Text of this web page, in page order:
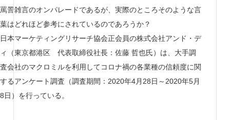
罵詈雑言のオンパレードであるが、実際のところそのような言
葉はどれほど参考にされているのであろうか？
日本マーケティングリサーチ協会正会員の株式会社アンド・デ
ィ（東京都港区 代表取締役社長：佐藤 哲也氏）は、大手調
査会社のマクロミルを利用してコロナ禍の各業種の信頼度に関
するアンケート調査（調査期間：2020年4月28日～2020年5月
8日）を行っている。